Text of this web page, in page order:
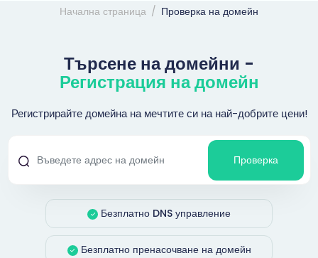
Начална страница
Проверка на домейн
Търсене на домейни -
Регистрация на домейн
Регистрирайте домейна на мечтите си на най-добрите цени!
Проверка
Безплатно DNS управление
Безплатно пренасочване на домейн